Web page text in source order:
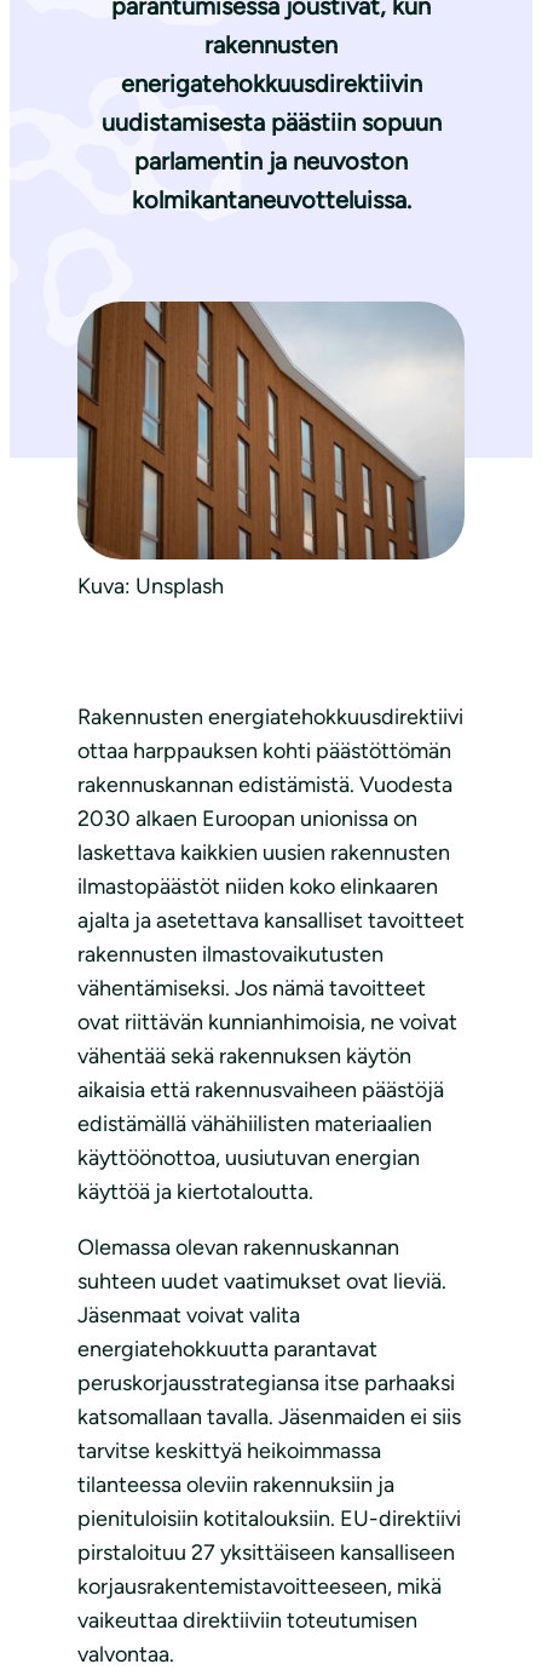
parantumisessa joustivat, kun
rakennusten
enerigatehokkuusdirektiivin
uudistamisesta päästiin sopuun
parlamentin ja neuvoston
kolmikantaneuvotteluissa.
Kuva: Unsplash
Rakennusten energiatehokkuusdirektiivi
ottaa harppauksen kohti päästöttömän
rakennuskannan edistämistä. Vuodesta
2030 alkaen Euroopan unionissa on
laskettava kaikkien uusien rakennusten
ilmastopäästöt niiden koko elinkaaren
ajalta ja asetettava kansalliset tavoitteet
rakennusten ilmastovaikutusten
vähentämiseksi. Jos nämä tavoitteet
ovat riittävän kunnianhimoisia, ne voivat
vähentää sekä rakennuksen käytön
aikaisia että rakennusvaiheen päästöjä
edistämällä vähähiilisten materiaalien
käyttöönottoa, uusiutuvan energian
käyttöä ja kiertotaloutta.
Olemassa olevan rakennuskannan
suhteen uudet vaatimukset ovat lieviä.
Jäsenmaat voivat valita
energiatehokkuutta parantavat
peruskorjausstrategiansa itse parhaaksi
katsomallaan tavalla. Jäsenmaiden ei siis
tarvitse keskittyä heikoimmassa
tilanteessa oleviin rakennuksiin ja
pienituloisiin kotitalouksiin. EU-direktiivi
pirstaloituu 27 yksittäiseen kansalliseen
korjausrakentemistavoitteeseen, mikä
vaikeuttaa direktiiviin toteutumisen
valvontaa.